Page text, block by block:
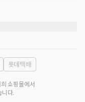
롯데택배
쇼핑몰에서
다.